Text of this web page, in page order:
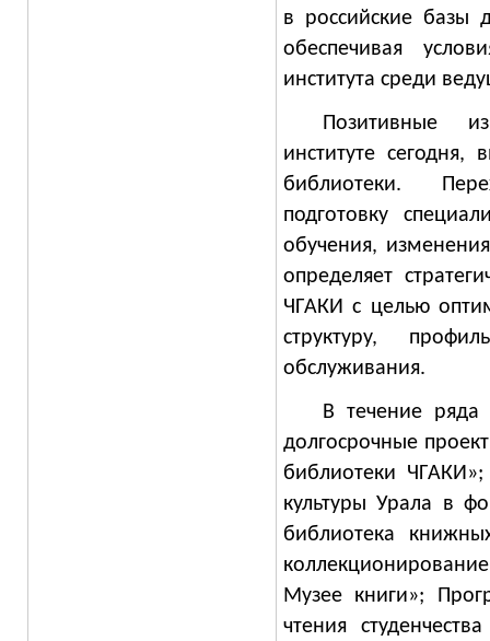
в российские базы
обеспечивая
института среди
Позитивные
институте сегодня,
библиотеки.
подготовку
обучения,
определяет
ЧГАКИ с целью
структуру,
обслуживания.
В течение ряда
долгосрочные
библиотеки
культуры Урала в
библиотека
Музее книги»;
чтения